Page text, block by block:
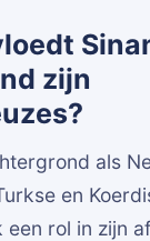
zijn
als
en
een rol in zijn